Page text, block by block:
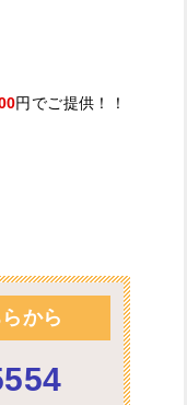
円でご提供！！
から